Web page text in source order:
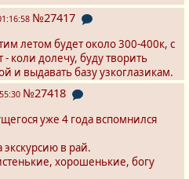
№27417
летом будет около 300-400к, с
коли долечу, буду творить
и выдавать базу узкоглазикам.
№27418
уже 4 года вспомнился
в рай.
хорошенькие, богу